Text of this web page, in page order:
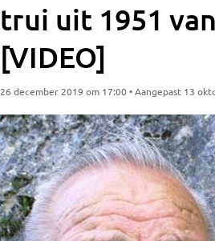
trui uit 1951
[VIDEO]
26 december 2019 om 17:00 • Aangepast 13